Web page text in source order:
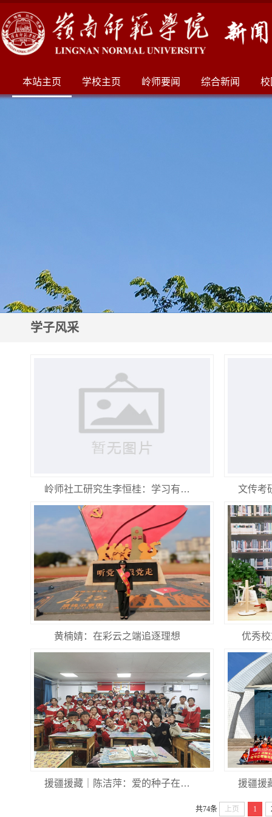
本站主页 学校主页 岭师要闻 综合新闻 校
学子风采
岭师社工研究生李恒桂：学习有… 文传考
黄楠婧：在彩云之端追逐理想 优秀
援疆援藏｜陈洁萍：爱的种子在… 援疆援
共74条 上页 1